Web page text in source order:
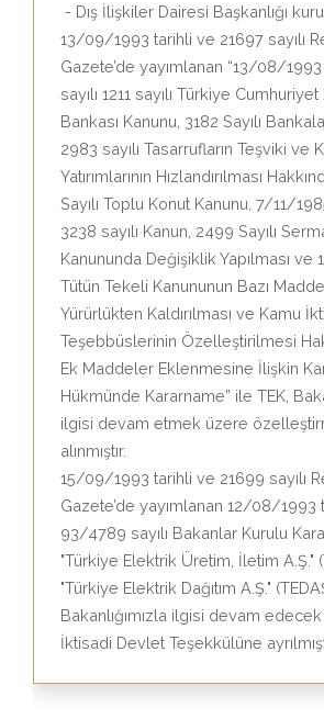
- Dış İlişkiler Dairesi Başkanlığı
13/09/1993 tarihli ve 21697 sayılı
Gazete’de yayımlanan “13/08/
sayılı 1211 sayılı Türkiye
Bankası Kanunu, 3182 Sayılı
2983 sayılı Tasarrufların Teşviki ve
Yatırımlarının Hızlandırılması
Sayılı Toplu Konut Kanunu, 7/11/
3238 sayılı Kanun, 2499 Sayılı
Kanununda Değişiklik Yapılması ve
Tütün Tekeli Kanununun Bazı
Yürürlükten Kaldırılması ve Kamu
Teşebbüslerinin Özelleştirilmesi
Ek Maddeler Eklenmesine İlişkin
Hükmünde Kararname” ile TEK,
ilgisi devam etmek üzere
alınmıştır.
15/09/1993 tarihli ve 21699 sayılı
Gazete’de yayımlanan 12/08/1993
93/4789 sayılı Bakanlar Kurulu
"Türkiye Elektrik Üretim, İletim A.Ş."
"Türkiye Elektrik Dağıtım A.Ş."
Bakanlığımızla ilgisi devam
İktisadi Devlet Teşekkülüne